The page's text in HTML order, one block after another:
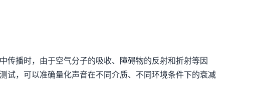
传播时，由于空气分子的吸收、障碍物的反射和折射等因
试，可以准确量化声音在不同介质、不同环境条件下的衰减